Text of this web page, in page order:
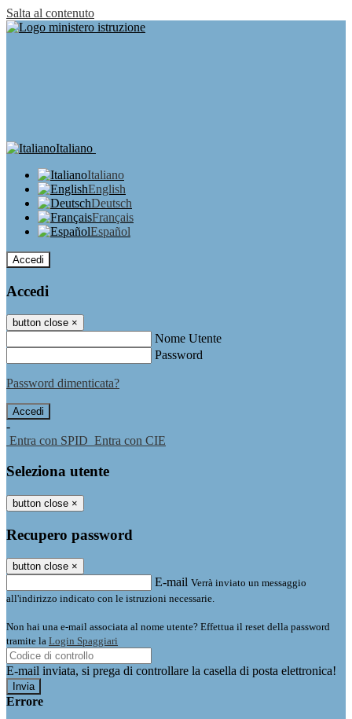
Salta al contenuto
Italiano
Italiano
English
Deutsch
Français
Español
Accedi
Accedi
button close ×
Nome Utente
Password
Password dimenticata?
-
Entra con SPID Entra con CIE
Seleziona utente
button close ×
Recupero password
button close ×
E-mail Verrà inviato un messaggio
all'indirizzo indicato con le istruzioni necessarie.
Non hai una e-mail associata al nome utente? Effettua il reset della password
tramite la Login Spaggiari
E-mail inviata, si prega di controllare la casella di posta elettronica!
Errore